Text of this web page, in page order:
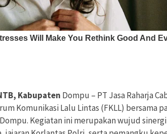
Kabupaten Dompu – PT Jasa Raharja
Komunikasi Lalu Lintas (FKLL) bersama
Kegiatan ini merupakan wujud